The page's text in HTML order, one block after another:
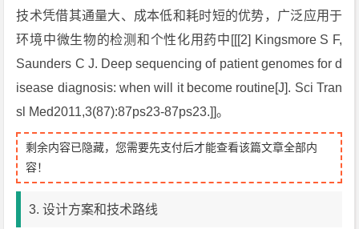
技术凭借其通量大、成本低和耗时短的优势，广泛应用于
环境中微生物的检测和个性化用药中[[[2] Kingsmore S F,
Saunders C J. Deep sequencing of patient genomes for d
isease diagnosis: when will it become routine[J]. Sci Tran
sl Med2011,3(87):87ps23-87ps23.]]。
剩余内容已隐藏，您需要先支付后才能查看该篇文章全部内
容！
3. 设计方案和技术路线